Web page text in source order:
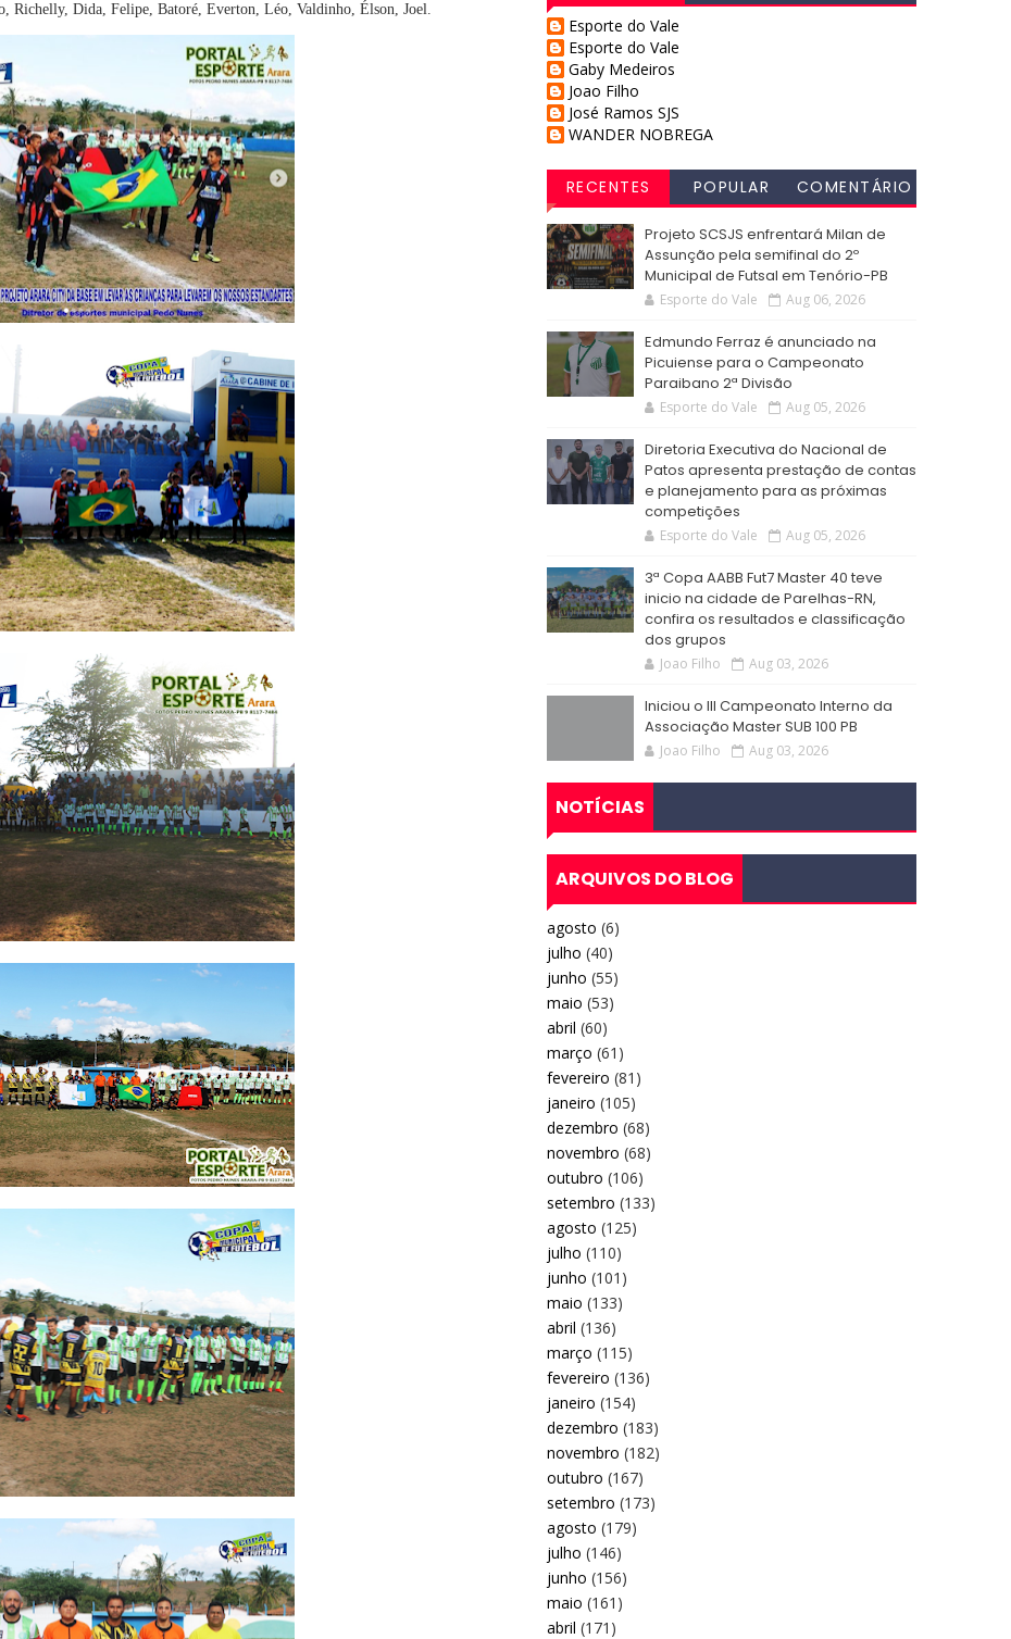
Richelly, Dida, Felipe, Batoré, Everton, Léo, Valdinho, Élson, Joel.
Esporte do Vale
Esporte do Vale
Gaby Medeiros
Joao Filho
José Ramos SJS
WANDER NOBREGA
RECENTES POPULAR
COMENTÁRIO
Projeto SCSJS enfrentará Milan de
Assunção pela semifinal do 2º
Municipal de Futsal em Tenório-PB
Esporte do Vale Aug 06, 2026
Edmundo Ferraz é anunciado na
Picuiense para o Campeonato
Paraibano 2ª Divisão
Esporte do Vale Aug 05, 2026
Diretoria Executiva do Nacional de
Patos apresenta prestação de contas
e planejamento para as próximas
competições
Esporte do Vale Aug 05, 2026
3ª Copa AABB Fut7 Master 40 teve
inicio na cidade de Parelhas-RN,
confira os resultados e classificação
dos grupos
Joao Filho Aug 03, 2026
Iniciou o III Campeonato Interno da
Associação Master SUB 100 PB
Joao Filho Aug 03, 2026
NOTÍCIAS
ARQUIVOS DO BLOG
agosto (6)
julho (40)
junho (55)
maio (53)
abril (60)
março (61)
fevereiro (81)
janeiro (105)
dezembro (68)
novembro (68)
outubro (106)
setembro (133)
agosto (125)
julho (110)
junho (101)
maio (133)
abril (136)
março (115)
fevereiro (136)
janeiro (154)
dezembro (183)
novembro (182)
outubro (167)
setembro (173)
agosto (179)
julho (146)
junho (156)
maio (161)
abril (171)